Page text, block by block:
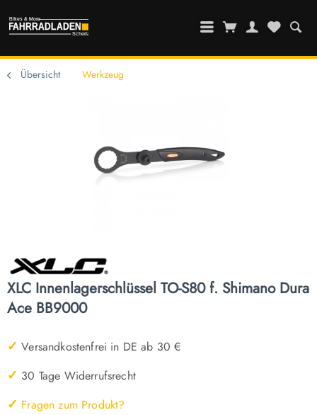
Übersicht Werkzeug
XLC Innenlagerschlüssel TO-S80 f. Shimano Dura
Ace BB9000
✓ Versandkostenfrei in DE ab 30 €
✓ 30 Tage Widerrufsrecht
✓ Fragen zum Produkt?